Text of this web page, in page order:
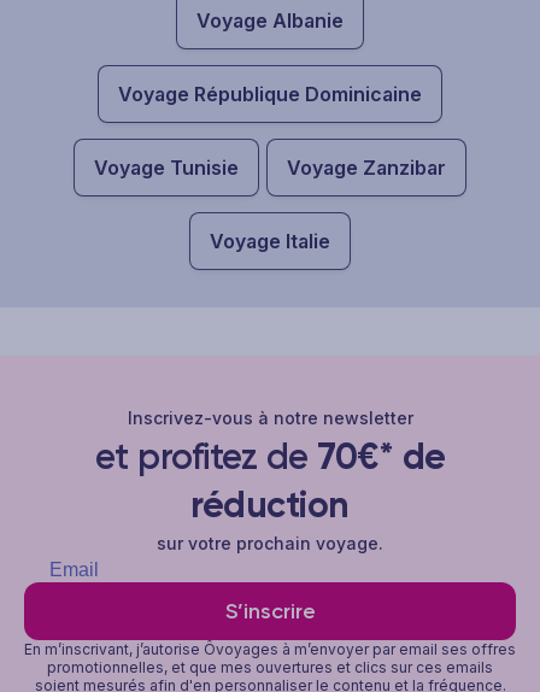
Voyage Albanie
Voyage République Dominicaine
Voyage Tunisie Voyage Zanzibar
Voyage Italie
Inscrivez-vous à notre newsletter
et profitez de 70€* de
réduction
sur votre prochain voyage.
S’inscrire
En m’inscrivant, j’autorise Ôvoyages à m’envoyer par email ses offres
promotionnelles, et que mes ouvertures et clics sur ces emails
soient mesurés afin d'en personnaliser le contenu et la fréquence.